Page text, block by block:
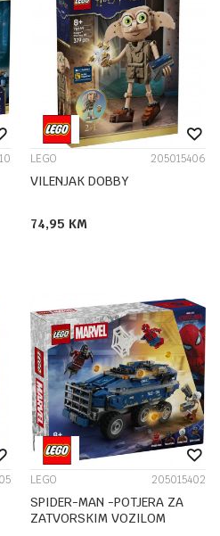
LEGO 205015406
VILENJAK DOBBY
74,95 KM
LEGO 205015402
SPIDER-MAN -POTJERA ZA
ZATVORSKIM VOZILOM